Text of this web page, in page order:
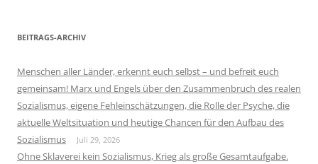
BEITRAGS-ARCHIV
Menschen aller Länder, erkennt euch selbst – und befreit euch
gemeinsam! Marx und Engels über den Zusammenbruch des realen
Sozialismus, eigene Fehleinschätzungen, die Rolle der Psyche, die
aktuelle Weltsituation und heutige Chancen für den Aufbau des
Sozialismus
Juli 29, 2026
Ohne Sklaverei kein Sozialismus, Krieg als große Gesamtaufgabe.